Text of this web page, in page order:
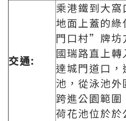
交通:
乘港鐵到大
地面上蓋的
門口村”牌坊
國瑞路直上
達城門道口
池，從泳池
跨進公園範圍
荷花池位於於